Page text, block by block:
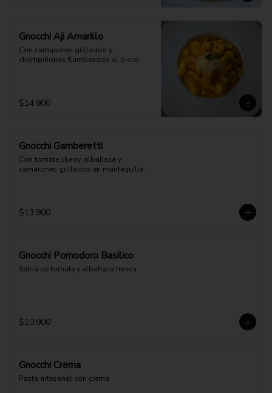
Gnocchi Aji Amarillo
Con camarones grillados y
champiñones flambeados al pisco
$14.900
Gnocchi Gamberetti
Con tomate cherry, albahaca y
camarones grillados en mantequilla.
$13.900
Gnocchi Pomodoro Basilico
Salsa de tomate y albahaca fresca
$10.900
Gnocchi Crema
Pasta artesanal con crema